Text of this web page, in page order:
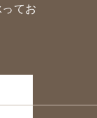
てお